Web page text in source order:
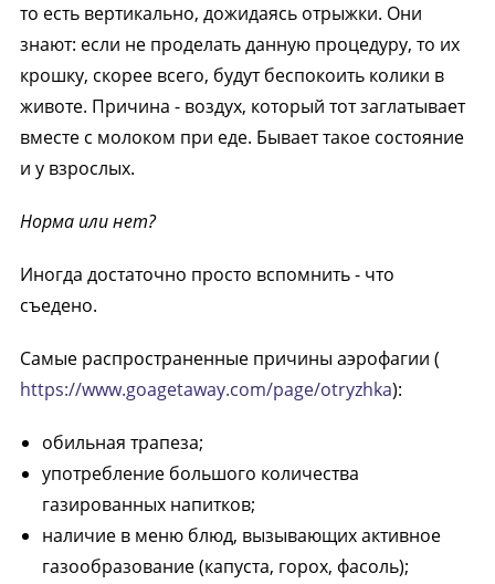
то есть вертикально, дожидаясь отрыжки. Они
знают: если не проделать данную процедуру, то их
крошку, скорее всего, будут беспокоить колики в
животе. Причина - воздух, который тот заглатывает
вместе с молоком при еде. Бывает такое состояние
и у взрослых.
Норма или нет?
Иногда достаточно просто вспомнить - что
съедено.
Самые распространенные причины аэрофагии (
https://www.goagetaway.com/page/otryzhka):
обильная трапеза;
употребление большого количества
газированных напитков;
наличие в меню блюд, вызывающих активное
газообразование (капуста, горох, фасоль);